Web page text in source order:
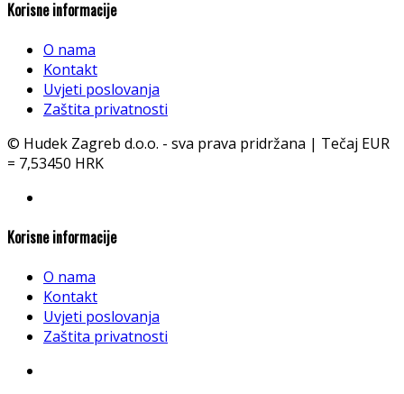
Korisne informacije
O nama
Kontakt
Uvjeti poslovanja
Zaštita privatnosti
© Hudek Zagreb d.o.o. - sva prava pridržana | Tečaj EUR
= 7,53450 HRK
Korisne informacije
O nama
Kontakt
Uvjeti poslovanja
Zaštita privatnosti